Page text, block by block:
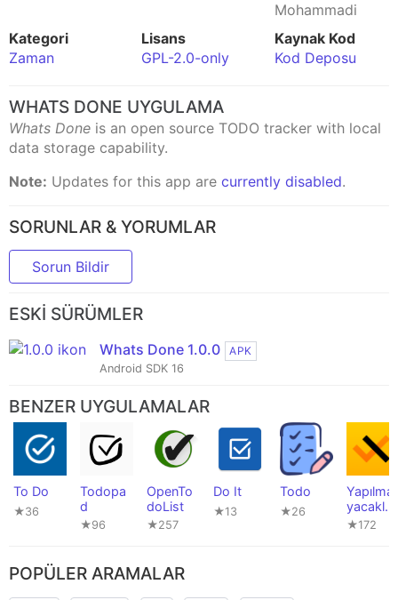
Mohammadi
Kategori
Zaman
Lisans
GPL-2.0-only
Kaynak Kod
Kod Deposu
WHATS DONE UYGULAMA
Whats Done is an open source TODO tracker with local
data storage capability.
Note: Updates for this app are currently disabled.
SORUNLAR & YORUMLAR
Sorun Bildir
ESKI SÜRÜMLER
Whats Done 1.0.0
APK
Android SDK 16
BENZER UYGULAMALAR
To Do
★36
Todopa
d
★96
OpenTo
doList
★257
Do It
★13
Todo
★26
Yapılma
yacaklar
Listesi
★172
POPÜLER ARAMALAR